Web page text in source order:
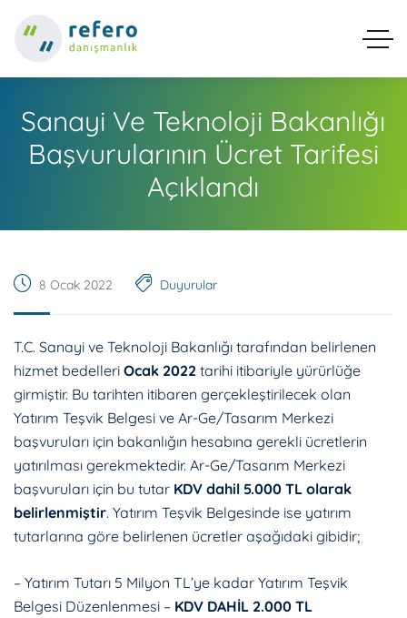
Sanayi Ve Teknoloji Bakanlığı
Başvurularının Ücret Tarifesi
Açıklandı
8 Ocak 2022 Duyurular
T.C. Sanayi ve Teknoloji Bakanlığı tarafından belirlenen
hizmet bedelleri Ocak 2022 tarihi itibariyle yürürlüğe
girmiştir. Bu tarihten itibaren gerçekleştirilecek olan
Yatırım Teşvik Belgesi ve Ar-Ge/Tasarım Merkezi
başvuruları için bakanlığın hesabına gerekli ücretlerin
yatırılması gerekmektedir. Ar-Ge/Tasarım Merkezi
başvuruları için bu tutar KDV dahil 5.000 TL olarak
belirlenmiştir. Yatırım Teşvik Belgesinde ise yatırım
tutarlarına göre belirlenen ücretler aşağıdaki gibidir;
– Yatırım Tutarı 5 Milyon TL’ye kadar Yatırım Teşvik
Belgesi Düzenlenmesi – KDV DAHİL 2.000 TL